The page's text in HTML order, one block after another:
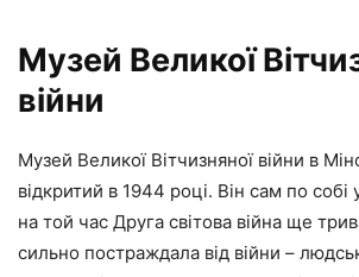
Музей Великої
війни
Музей Великої Вітчизняної війни в
відкритий в 1944 році. Він сам по собі
на той час Друга світова війна ще
сильно постраждала від війни –